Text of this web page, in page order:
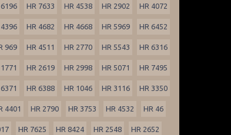
HR 7633 HR 4538 HR 2902 HR 4072
HR 4682 HR 4668 HR 5969 HR 6452
969 HR 4511 HR 2770 HR 5543 HR 6316
HR 2619 HR 2998 HR 5071 HR 7495
HR 6388 HR 1046 HR 3116 HR 3350
4401 HR 2790 HR 3753 HR 4532 HR 46
HR 7625 HR 8424 HR 2548 HR 2652